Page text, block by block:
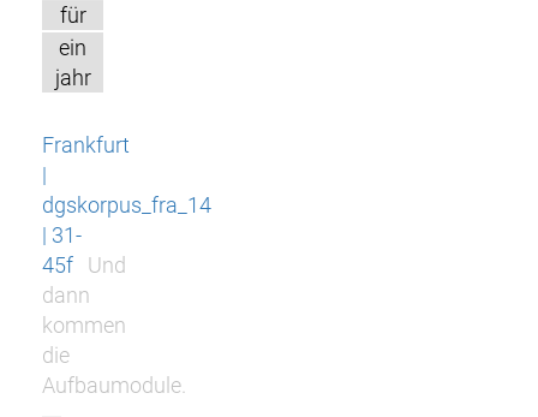
für
ein
jahr
Frankfurt
|
dgskorpus_fra_14
| 31-
45f
Und
dann
kommen
die
Aufbaumodule.